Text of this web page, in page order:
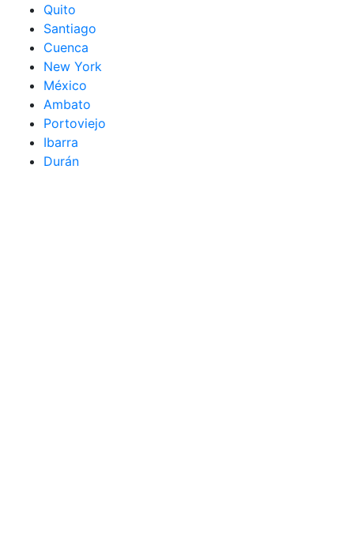
Quito
Santiago
Cuenca
New York
México
Ambato
Portoviejo
Ibarra
Durán